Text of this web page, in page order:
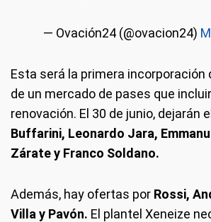
— Ovación24 (@ovacion24)
Esta será la primera incorporación
de un mercado de pases que
renovación. El 30 de junio, dejarán
Buffarini, Leonardo Jara,
Zárate y Franco Soldano.
Además, hay ofertas por Rossi,
Villa y Pavón. El plantel Xeneize